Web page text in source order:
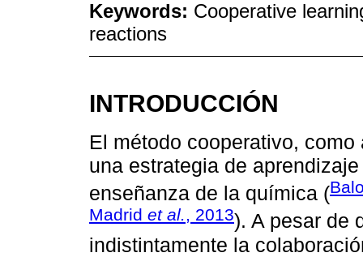
Keywords: Cooperative
reactions
INTRODUCCIÓN
El método cooperativo,
una estrategia de
enseñanza de la química (
Madrid et al., 2013). A pesar de
indistintamente la